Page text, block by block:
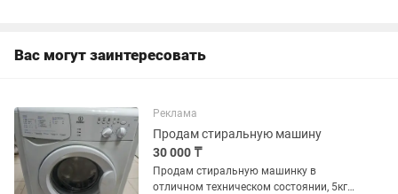
Вас могут заинтересовать
Реклама
Продам стиральную машину
30 000 ₸
Продам стиральную машинку в
отличном техническом состоянии, 5кг,